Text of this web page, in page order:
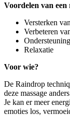
Voordelen van een
Versterken
Verbeteren
Relaxatie
Voor wie?
De Raindrop
deze massage
Je kan er meer
emoties los,